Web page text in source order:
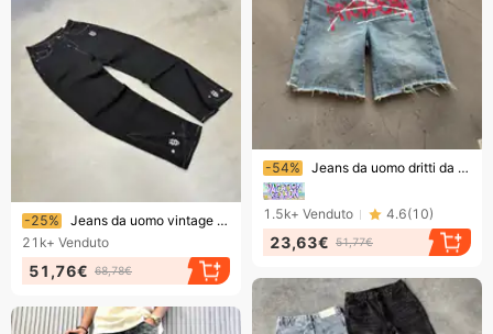
Finendo presto!
-54% Jeans da uomo dritti da strada con motivo retrò lavato e larghi pantaloncini da uomo alla moda
1.5k+ Venduto 4.6(10)
23,63€ 51,77€
Finendo presto!
-25%
Jeans da uomo vintage lavati e ricamati - Denim invecchiato dal taglio dritto con cuciture artigianali
21k+ Venduto
51,76€ 68,78€